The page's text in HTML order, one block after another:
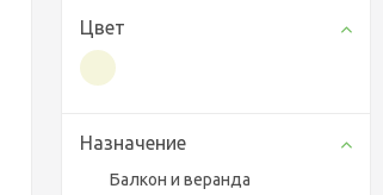
Цвет
Назначение
Балкон и веранда